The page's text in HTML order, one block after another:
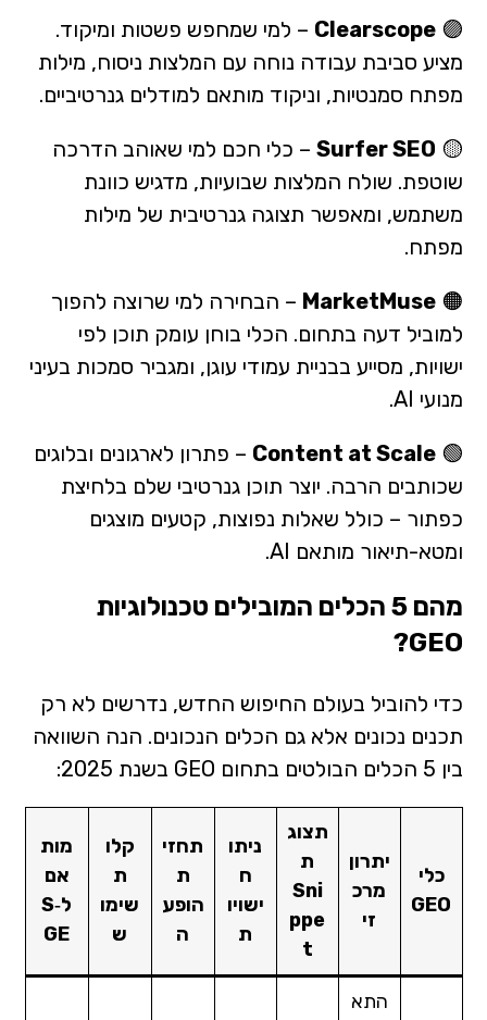
🟣
Clearscope – למי שמחפש פשטות ומיקוד.
מציע סביבת עבודה נוחה עם המלצות ניסוח, מילות
מפתח סמנטיות, וניקוד מותאם למודלים גנרטיביים.
🟡
Surfer SEO – כלי חכם למי שאוהב הדרכה
שוטפת. שולח המלצות שבועיות, מדגיש כוונת
משתמש, ומאפשר תצוגה גנרטיבית של מילות
מפתח.
🟠
MarketMuse – הבחירה למי שרוצה להפוך
למוביל דעה בתחום. הכלי בוחן עומק תוכן לפי
ישויות, מסייע בבניית עמודי עוגן, ומגביר סמכות בעיני
מנועי AI.
🟢
Content at Scale – פתרון לארגונים ובלוגים
שכותבים הרבה. יוצר תוכן גנרטיבי שלם בלחיצת
כפתור – כולל שאלות נפוצות, קטעים מוצגים
ומטא-תיאור מותאם AI.
מהם 5 הכלים המובילים טכנולוגיות
GEO?
כדי להוביל בעולם החיפוש החדש, נדרשים לא רק
תכנים נכונים אלא גם הכלים הנכונים. הנה השוואה
בין 5 הכלים הבולטים בתחום GEO בשנת 2025:
כלי
GEO
יתרון
מרכ
זי
תצוג
ת
Sni
ppe
t
ניתו
ח
ישויו
ת
תחזי
ת
הופע
ה
קלו
ת
שימו
ש
מות
אם
ל‑S
GE
התא